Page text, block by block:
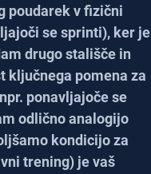
poudarek v fizični
se sprinti), ker je
drugo stališče in
ključnega pomena za
ponavljajoče se
odlično analogijo
kondicijo za
trening) je vaš